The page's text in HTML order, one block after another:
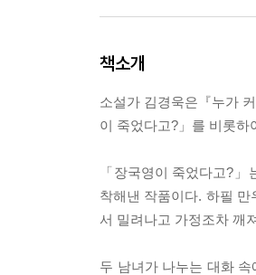
책소개
소설가 김경욱은『누가
이 죽었다고?」를 비롯
「장국영이 죽었다고?
착해낸 작품이다. 하필
서 밀려나고 가정조차 깨
두 남녀가 나누는 대화